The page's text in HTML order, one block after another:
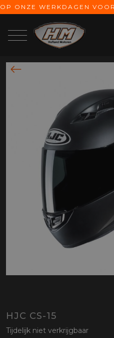
HJC CS-15
Tijdelijk niet verkrijgbaar